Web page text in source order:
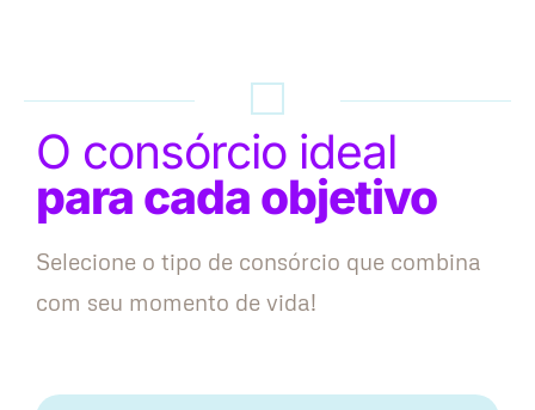
O consórcio ideal
para cada objetivo
Selecione o tipo de consórcio que combina
com seu momento de vida!